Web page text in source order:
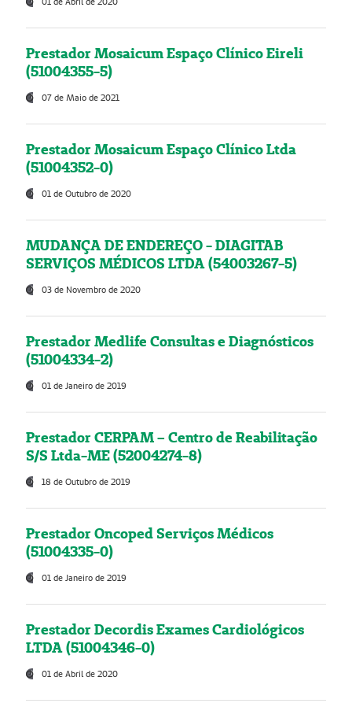
Prestador Mosaicum Espaço Clínico Eireli
(51004355-5)
07 de Maio de 2021
Prestador Mosaicum Espaço Clínico Ltda
(51004352-0)
01 de Outubro de 2020
MUDANÇA DE ENDEREÇO - DIAGITAB
SERVIÇOS MÉDICOS LTDA (54003267-5)
03 de Novembro de 2020
Prestador Medlife Consultas e Diagnósticos
(51004334-2)
01 de Janeiro de 2019
Prestador CERPAM – Centro de Reabilitação
S/S Ltda-ME (52004274-8)
18 de Outubro de 2019
Prestador Oncoped Serviços Médicos
(51004335-0)
01 de Janeiro de 2019
Prestador Decordis Exames Cardiológicos
LTDA (51004346-0)
01 de Abril de 2020